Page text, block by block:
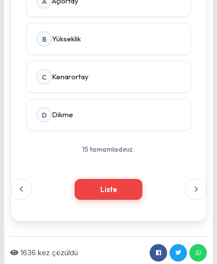
B Yükseklik
C Kenarortay
D Dikme
Sınavı tamamlamak için butona tıklayınız, yanlışlarınız
15 tamamladınız.
Liste
1636 kez çözüldü